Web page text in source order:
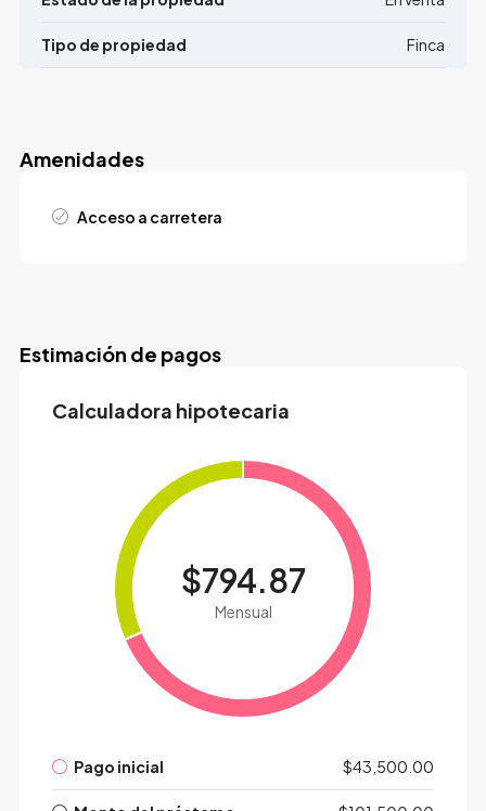
Tipo de propiedad Finca
Amenidades
Acceso a carretera
Estimación de pagos
Calculadora hipotecaria
$794.87
Mensual
Pago inicial $43,500.00